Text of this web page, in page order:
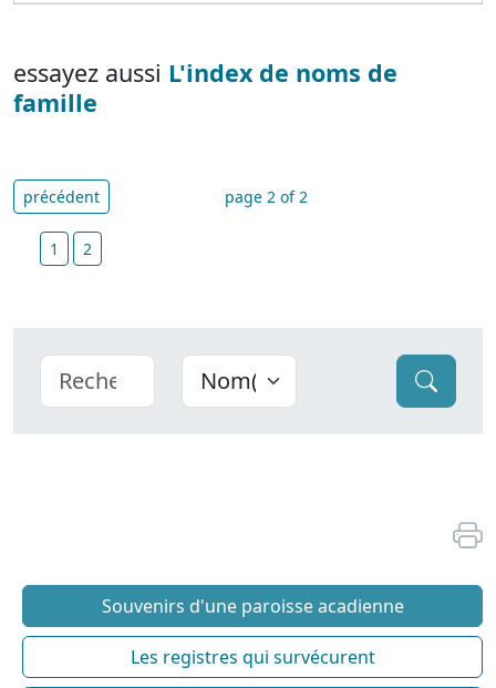
essayez aussi L'index de noms de
famille
précédent page 2 of 2
1 2
Souvenirs d'une paroisse acadienne
Les registres qui survécurent